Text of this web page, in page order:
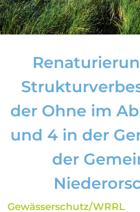
der Ohne im
und 4 in der
der
Gewässerschutz/WRRL